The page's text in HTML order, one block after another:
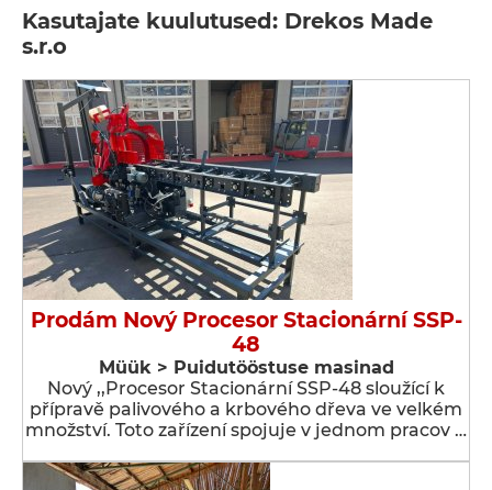
Kasutajate kuulutused: Drekos Made
s.r.o
Prodám Nový Procesor Stacionární SSP-
48
Müük > Puidutööstuse masinad
Nový ,,Procesor Stacionární SSP-48 sloužící k
přípravě palivového a krbového dřeva ve velkém
množství. Toto zařízení spojuje v jednom pracov …